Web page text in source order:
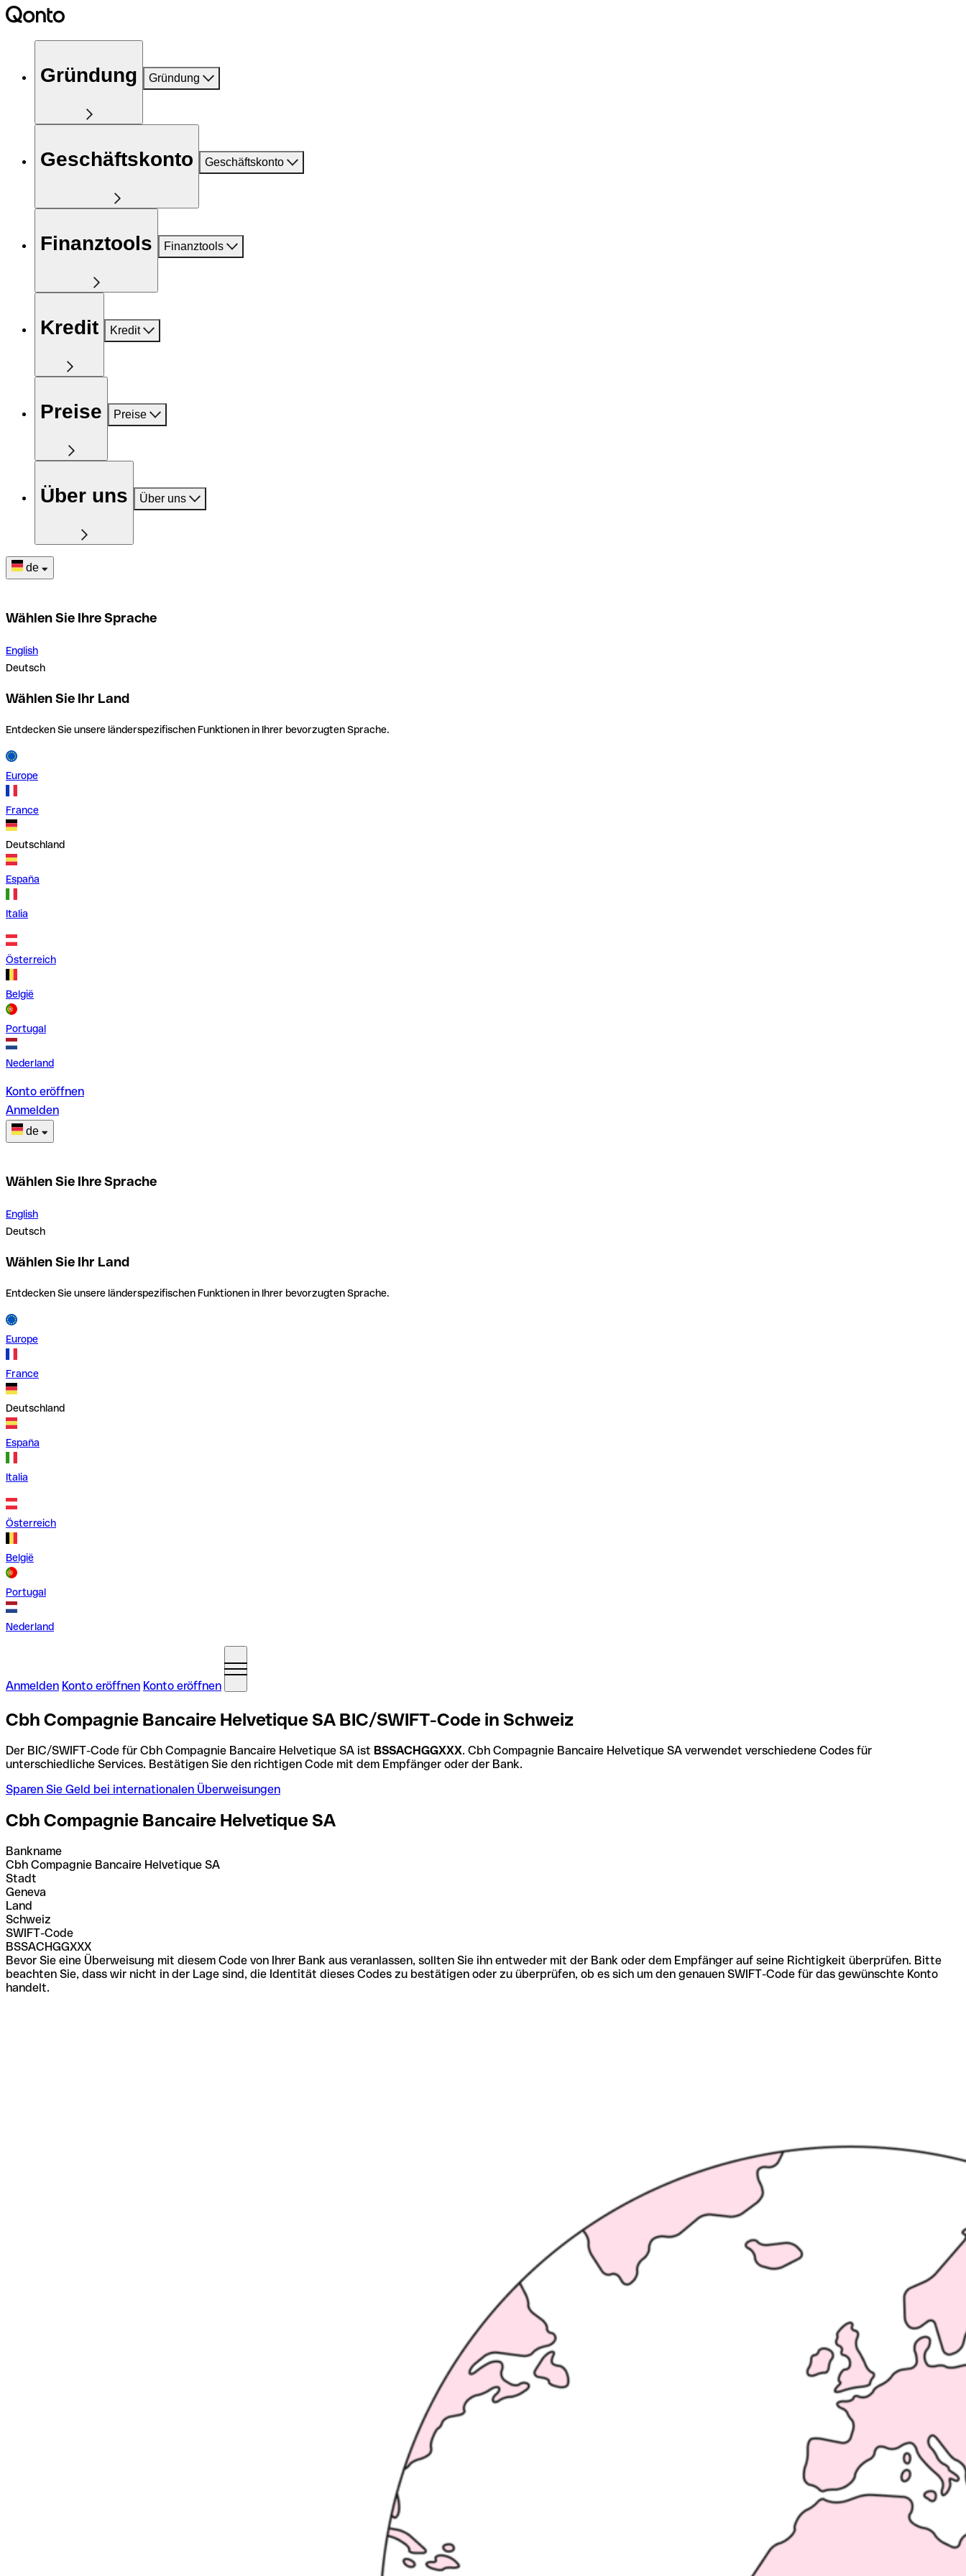
Gründung Gründung
Geschäftskonto Geschäftskonto
Finanztools Finanztools
Kredit Kredit
Preise Preise
Über uns Über uns
de
Wählen Sie Ihre Sprache
English
Deutsch
Wählen Sie Ihr Land
Entdecken Sie unsere länderspezifischen Funktionen in Ihrer bevorzugten Sprache.
Europe
France
Deutschland
España
Italia
Österreich
België
Portugal
Nederland
Konto eröffnen
Anmelden
de
Wählen Sie Ihre Sprache
English
Deutsch
Wählen Sie Ihr Land
Entdecken Sie unsere länderspezifischen Funktionen in Ihrer bevorzugten Sprache.
Europe
France
Deutschland
España
Italia
Österreich
België
Portugal
Nederland
Anmelden Konto eröffnen Konto eröffnen
Cbh Compagnie Bancaire Helvetique SA BIC/SWIFT-Code in Schweiz
Der BIC/SWIFT-Code für Cbh Compagnie Bancaire Helvetique SA ist BSSACHGGXXX. Cbh Compagnie Bancaire Helvetique SA verwendet verschiedene Codes für
unterschiedliche Services. Bestätigen Sie den richtigen Code mit dem Empfänger oder der Bank.
Sparen Sie Geld bei internationalen Überweisungen
Cbh Compagnie Bancaire Helvetique SA
Bankname
Cbh Compagnie Bancaire Helvetique SA
Stadt
Geneva
Land
Schweiz
SWIFT-Code
BSSACHGGXXX
Bevor Sie eine Überweisung mit diesem Code von Ihrer Bank aus veranlassen, sollten Sie ihn entweder mit der Bank oder dem Empfänger auf seine Richtigkeit überprüfen. Bitte
beachten Sie, dass wir nicht in der Lage sind, die Identität dieses Codes zu bestätigen oder zu überprüfen, ob es sich um den genauen SWIFT-Code für das gewünschte Konto
handelt.